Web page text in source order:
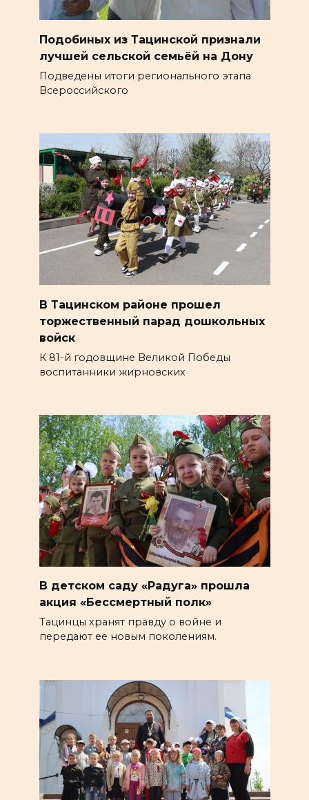
Подобиных из Тацинской признали
лучшей сельской семьёй на Дону
Подведены итоги регионального этапа
Всероссийского
В Тацинском районе прошел
торжественный парад дошкольных
войск
К 81-й годовщине Великой Победы
воспитанники жирновских
В детском саду «Радуга» прошла
акция «Бессмертный полк»
Тацинцы хранят правду о войне и
передают ее новым поколениям.